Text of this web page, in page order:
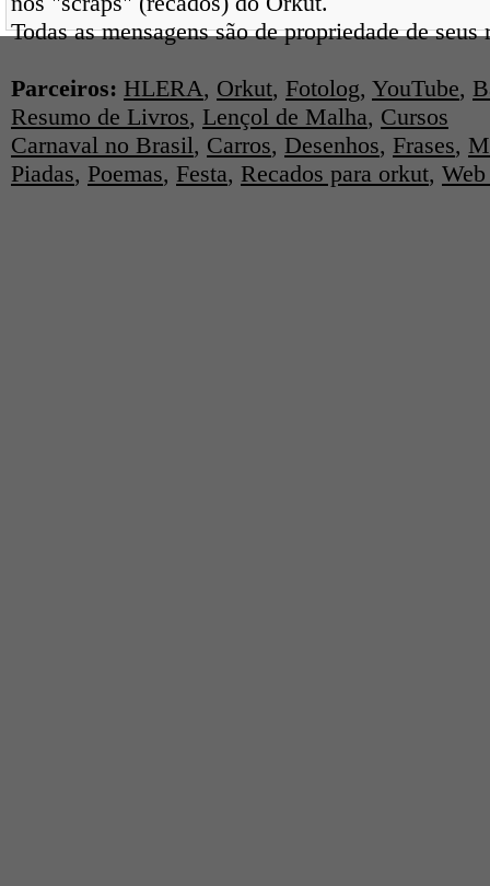
Todas as mensagens são de propriedade de
Parceiros: HLERA, Orkut, Fotolog, YouTube,
Resumo de Livros, Lençol de Malha, Cursos
Carnaval no Brasil, Carros, Desenhos, Frases,
Piadas, Poemas, Festa, Recados para orkut,